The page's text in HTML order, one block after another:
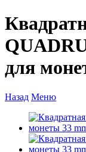
для
Назад Меню